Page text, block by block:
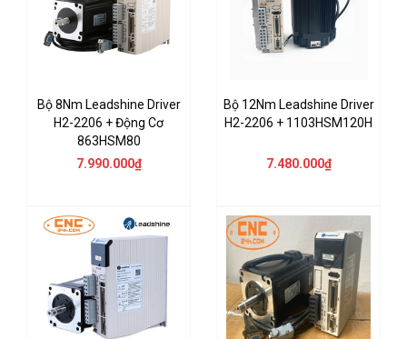
Bộ 8Nm Leadshine Driver
H2-2206 + Động Cơ
863HSM80
7.990.000₫
Bộ 12Nm Leadshine Driver
H2-2206 + 1103HSM120H
7.480.000₫